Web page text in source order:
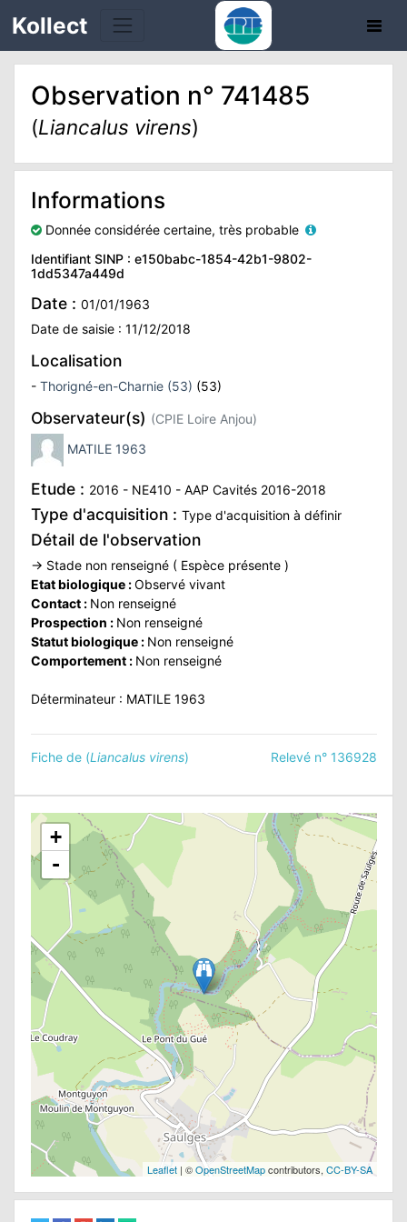
Kollect
Observation n° 741485
(Liancalus virens)
Informations
Donnée considérée certaine, très probable
Identifiant SINP : e150babc-1854-42b1-9802-
1dd5347a449d
Date : 01/01/1963
Date de saisie : 11/12/2018
Localisation
- Thorigné-en-Charnie (53) (53)
Observateur(s) (CPIE Loire Anjou)
MATILE 1963
Etude : 2016 - NE410 - AAP Cavités 2016-2018
Type d'acquisition : Type d'acquisition à définir
Détail de l'observation
→ Stade non renseigné ( Espèce présente )
Etat biologique :Observé vivant
Contact : Non renseigné
Prospection : Non renseigné
Statut biologique : Non renseigné
Comportement : Non renseigné
Déterminateur : MATILE 1963
Fiche de (Liancalus virens) Relevé n° 136928
+
-
Leaflet| ©OpenStreetMapcontributors, CC-BY-SA